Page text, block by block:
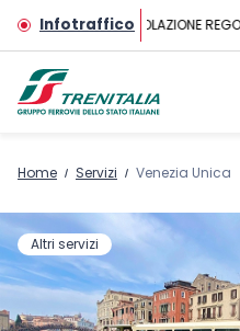
Vai al contenuto principale
InfotrafficoCIRCOLAZIONE
Home Servizi Venezia Unica
Altri servizi